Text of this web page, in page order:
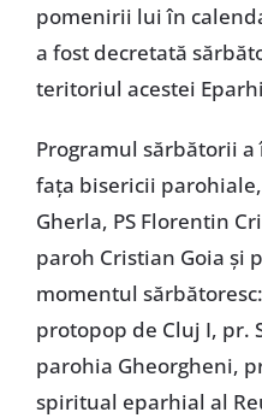
pomenirii lui în
a fost decretată
teritoriul acestei
Programul sărbătorii
faţa bisericii
Gherla, PS Florentin
paroh Cristian Goia şi
momentul
protopop de Cluj I, pr.
parohia Gheorgheni,
spiritual eparhial al